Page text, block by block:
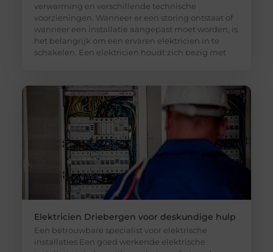
verwarming en verschillende technische
voorzieningen. Wanneer er een storing ontstaat of
wanneer een installatie aangepast moet worden, is
het belangrijk om een ervaren elektricien in te
schakelen. Een elektricien houdt zich bezig met
Elektricien Driebergen voor deskundige hulp
Een betrouwbare specialist voor elektrische
installaties Een goed werkende elektrische